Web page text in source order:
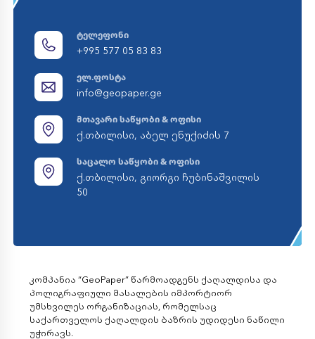
ტელეფონი
+995 577 05 83 83
ელ.ფოსტა
info@geopaper.ge
მთავარი საწყობი & ოფისი
ქ.თბილისი, აბელ ენუქიძის 7
საცალო საწყობი & ოფისი
ქ.თბილისი, გიორგი ჩუბინაშვილის
50
კომპანია “GeoPaper” წარმოადგენს ქაღალდისა და
პოლიგრაფიული მასალების იმპორტიორ
უმსხვილეს ორგანიზაციას, რომელსაც
საქართველოს ქაღალდის ბაზრის უდიდესი ნაწილი
უჭირავს.